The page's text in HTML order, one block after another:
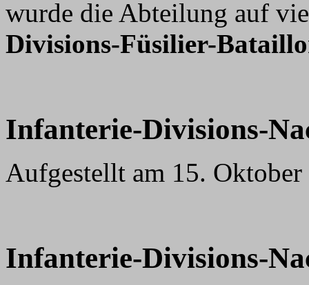
wurde die Abteilung auf
Divisions-Füsilier-
Infanterie-Divisions-
Aufgestellt am 15.
Infanterie-Divisions-